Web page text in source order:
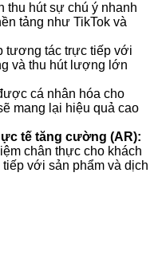
thu hút sự chú ý nhanh
tảng như TikTok và
tương tác trực tiếp với
và thu hút lượng lớn
cá nhân hóa cho
mang lại hiệu quả cao
tế tăng cường (AR):
chân thực cho khách
với sản phẩm và dịch